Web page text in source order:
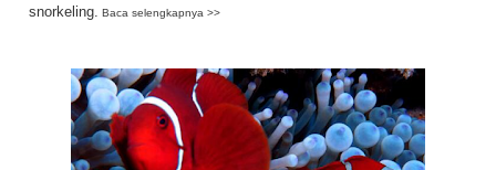
snorkeling.
Baca selengkapnya >>